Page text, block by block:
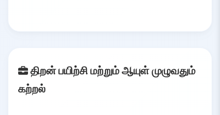
திறன் பயிற்சி மற்றும் ஆயுள் முழுவதும்
கற்றல்